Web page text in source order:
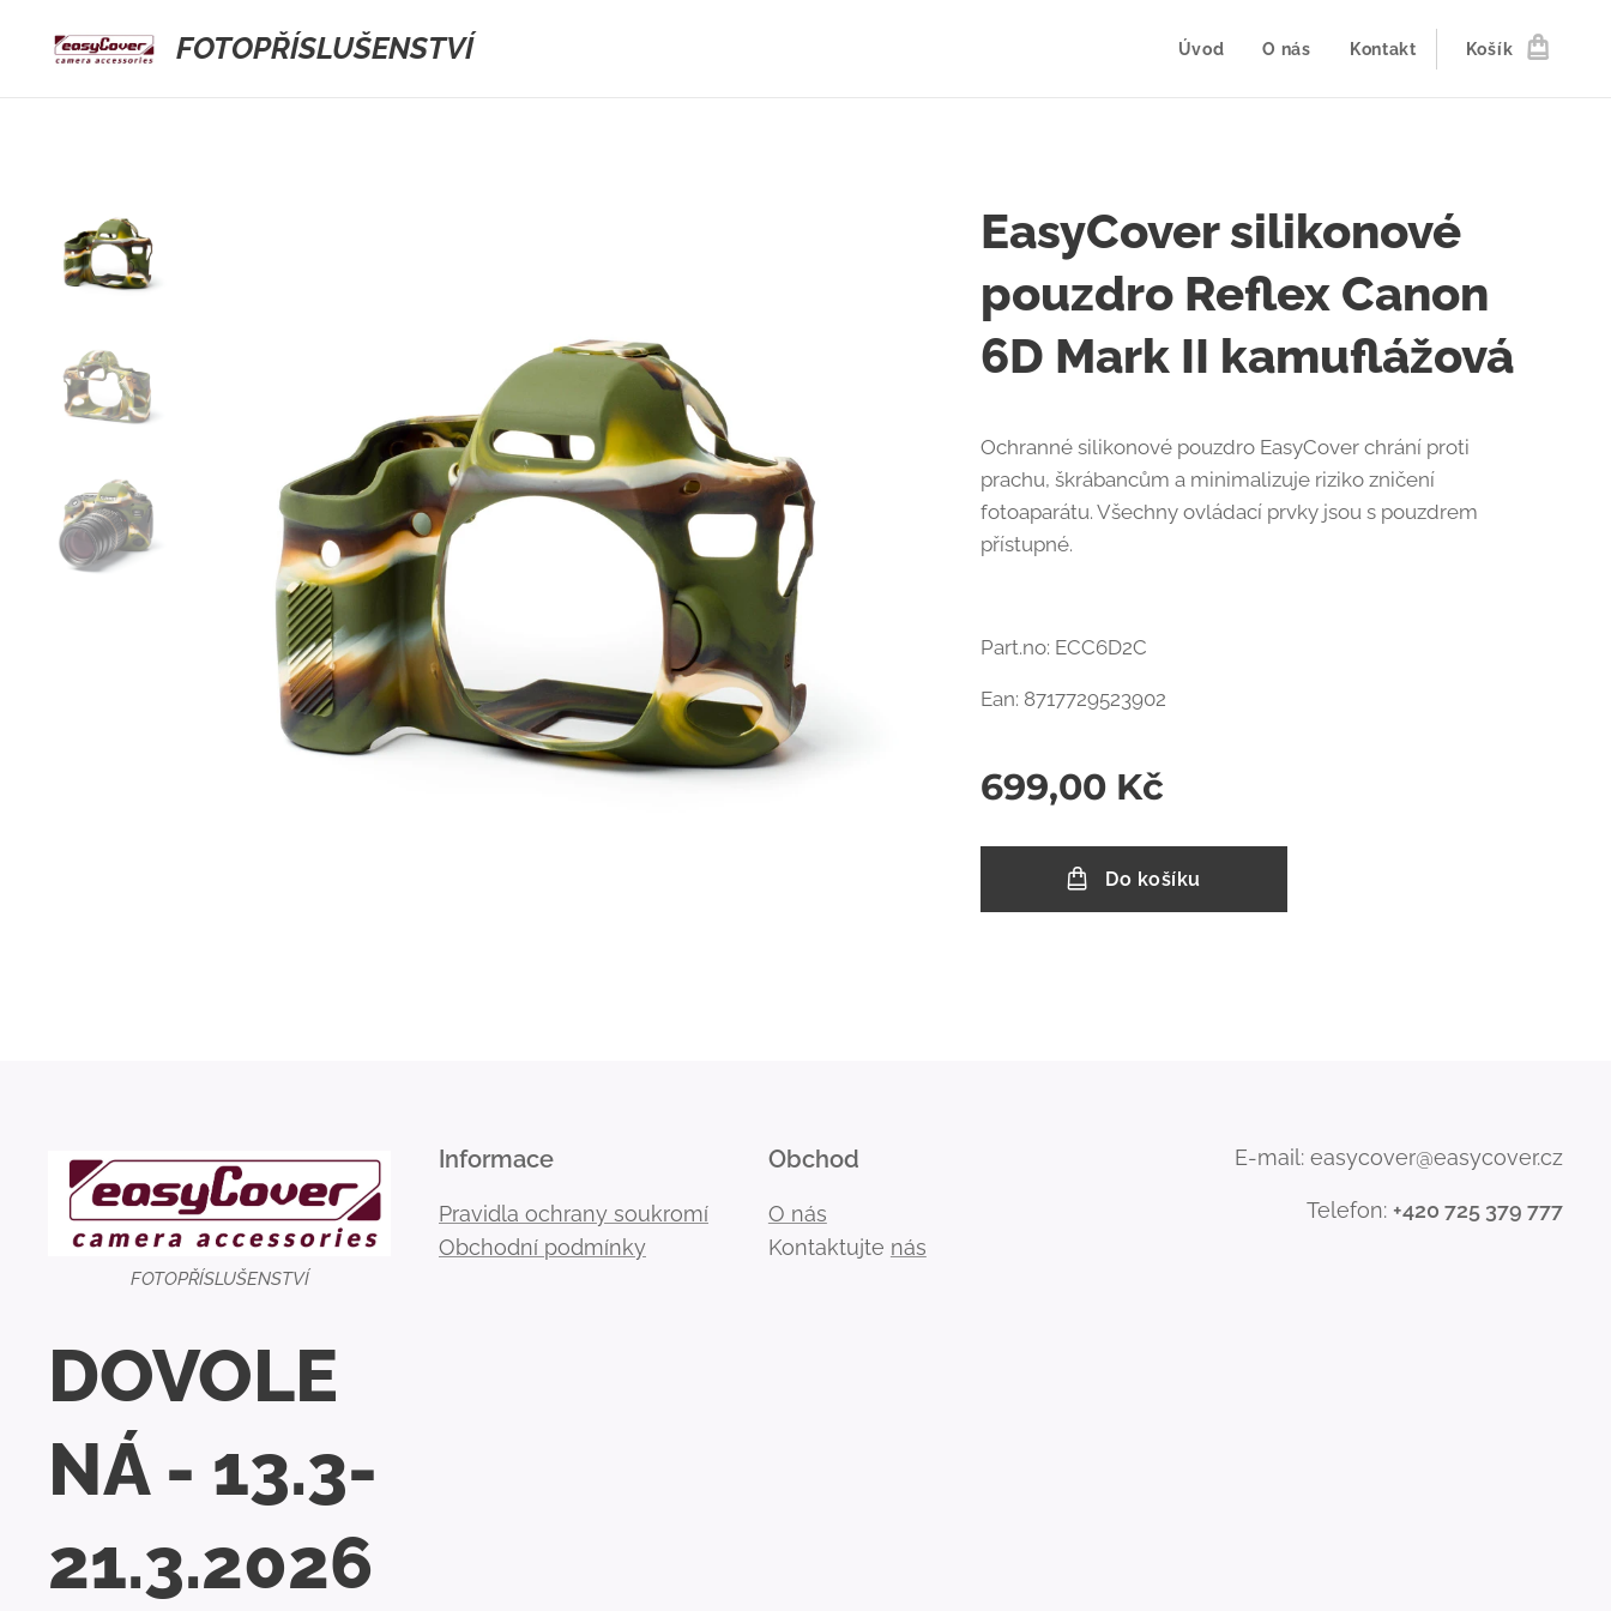
FOTOPŘÍSLUŠENSTVÍ Úvod O nás Kontakt Košík
EasyCover silikonové
pouzdro Reflex Canon
6D Mark II kamuflážová
Ochranné silikonové pouzdro EasyCover chrání proti
prachu, škrábancům a minimalizuje riziko zničení
fotoaparátu. Všechny ovládací prvky jsou s pouzdrem
přístupné.
Part.no: ECC6D2C
Ean: 8717729523902
699,00 Kč
Do košíku
FOTOPŘÍSLUŠENSTVÍ
DOVOLE
NÁ - 13.3-
21.3.2026
Informace
Pravidla ochrany soukromí
Obchodní podmínky
Obchod
O nás
Kontaktujte nás
E-mail: easycover@easycover.cz
Telefon: +420 725 379 777